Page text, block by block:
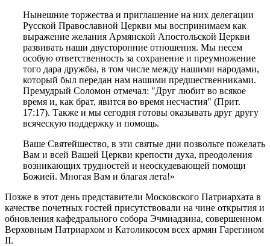
Нынешние торжества и приглашение на них делегации
Русской Православной Церкви мы воспринимаем как
выражение желания Армянской Апостольской Церкви
развивать наши двусторонние отношения. Мы несем
особую ответственность за сохранение и преумножение
того дара дружбы, в том числе между нашими народами,
который был передан нам нашими предшественниками.
Премудрый Соломон отмечал: "Друг любит во всякое
время и, как брат, явится во время несчастия" (Прит.
17:17). Также и мы сегодня готовы оказывать друг другу
всяческую поддержку и помощь.
Ваше Святейшество, в эти святые дни позвольте пожелать
Вам и всей Вашей Церкви крепости духа, преодоления
возникающих трудностей и неоскудевающей помощи
Божией. Многая Вам и благая лета!»
Позже в этот день представители Московского Патриархата в
качестве почетных гостей присутствовали на чине открытия и
обновления кафедрального собора Эчмиадзина, совершенном
Верховным Патриархом и Католикосом всех армян Гарегином
II.